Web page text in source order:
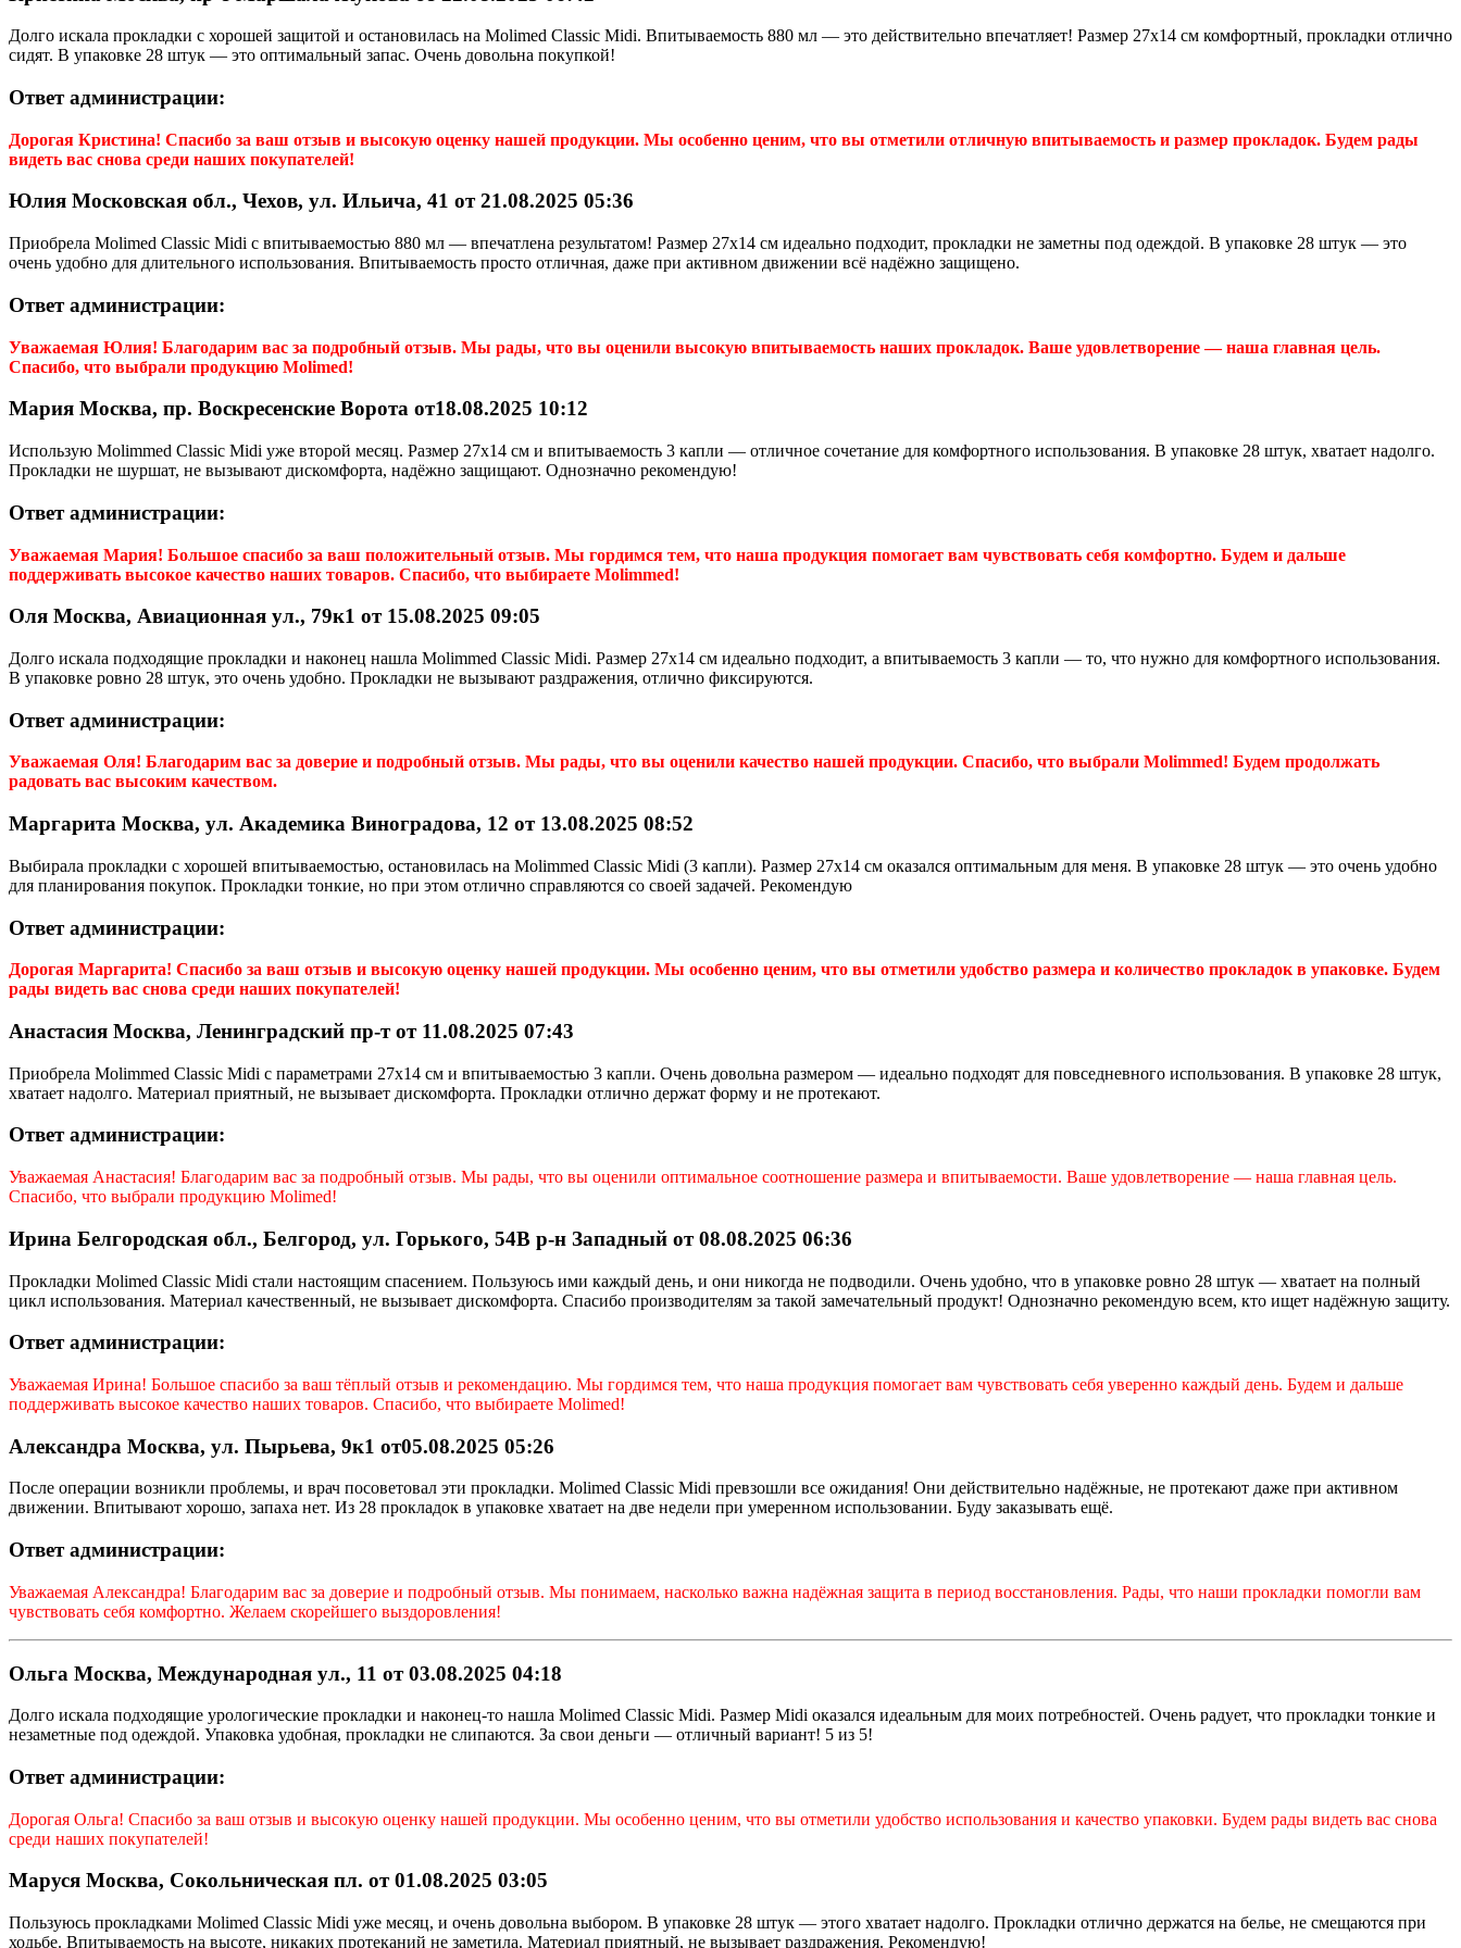
Долго искала прокладки с хорошей защитой и остановилась на Molimed Classic Midi. Впитываемость 880 мл — это действительно впечатляет! Размер 27x14 см комфортный, прокладки отлично
сидят. В упаковке 28 штук — это оптимальный запас. Очень довольна покупкой!
Ответ администрации:
Дорогая Кристина! Спасибо за ваш отзыв и высокую оценку нашей продукции. Мы особенно ценим, что вы отметили отличную впитываемость и размер прокладок. Будем рады
видеть вас снова среди наших покупателей!
Юлия Московская обл., Чехов, ул. Ильича, 41 от 21.08.2025 05:36
Приобрела Molimed Classic Midi с впитываемостью 880 мл — впечатлена результатом! Размер 27x14 см идеально подходит, прокладки не заметны под одеждой. В упаковке 28 штук — это
очень удобно для длительного использования. Впитываемость просто отличная, даже при активном движении всё надёжно защищено.
Ответ администрации:
Уважаемая Юлия! Благодарим вас за подробный отзыв. Мы рады, что вы оценили высокую впитываемость наших прокладок. Ваше удовлетворение — наша главная цель.
Спасибо, что выбрали продукцию Molimed!
Мария Москва, пр. Воскресенские Ворота от18.08.2025 10:12
Использую Molimmed Classic Midi уже второй месяц. Размер 27x14 см и впитываемость 3 капли — отличное сочетание для комфортного использования. В упаковке 28 штук, хватает надолго.
Прокладки не шуршат, не вызывают дискомфорта, надёжно защищают. Однозначно рекомендую!
Ответ администрации:
Уважаемая Мария! Большое спасибо за ваш положительный отзыв. Мы гордимся тем, что наша продукция помогает вам чувствовать себя комфортно. Будем и дальше
поддерживать высокое качество наших товаров. Спасибо, что выбираете Molimmed!
Оля Москва, Авиационная ул., 79к1 от 15.08.2025 09:05
Долго искала подходящие прокладки и наконец нашла Molimmed Classic Midi. Размер 27x14 см идеально подходит, а впитываемость 3 капли — то, что нужно для комфортного использования.
В упаковке ровно 28 штук, это очень удобно. Прокладки не вызывают раздражения, отлично фиксируются.
Ответ администрации:
Уважаемая Оля! Благодарим вас за доверие и подробный отзыв. Мы рады, что вы оценили качество нашей продукции. Спасибо, что выбрали Molimmed! Будем продолжать
радовать вас высоким качеством.
Маргарита Москва, ул. Академика Виноградова, 12 от 13.08.2025 08:52
Выбирала прокладки с хорошей впитываемостью, остановилась на Molimmed Classic Midi (3 капли). Размер 27x14 см оказался оптимальным для меня. В упаковке 28 штук — это очень удобно
для планирования покупок. Прокладки тонкие, но при этом отлично справляются со своей задачей. Рекомендую
Ответ администрации:
Дорогая Маргарита! Спасибо за ваш отзыв и высокую оценку нашей продукции. Мы особенно ценим, что вы отметили удобство размера и количество прокладок в упаковке. Будем
рады видеть вас снова среди наших покупателей!
Анастасия Москва, Ленинградский пр-т от 11.08.2025 07:43
Приобрела Molimmed Classic Midi с параметрами 27x14 см и впитываемостью 3 капли. Очень довольна размером — идеально подходят для повседневного использования. В упаковке 28 штук,
хватает надолго. Материал приятный, не вызывает дискомфорта. Прокладки отлично держат форму и не протекают.
Ответ администрации:
Уважаемая Анастасия! Благодарим вас за подробный отзыв. Мы рады, что вы оценили оптимальное соотношение размера и впитываемости. Ваше удовлетворение — наша главная цель.
Спасибо, что выбрали продукцию Molimed!
Ирина Белгородская обл., Белгород, ул. Горького, 54В р-н Западный от 08.08.2025 06:36
Прокладки Molimed Classic Midi стали настоящим спасением. Пользуюсь ими каждый день, и они никогда не подводили. Очень удобно, что в упаковке ровно 28 штук — хватает на полный
цикл использования. Материал качественный, не вызывает дискомфорта. Спасибо производителям за такой замечательный продукт! Однозначно рекомендую всем, кто ищет надёжную защиту.
Ответ администрации:
Уважаемая Ирина! Большое спасибо за ваш тёплый отзыв и рекомендацию. Мы гордимся тем, что наша продукция помогает вам чувствовать себя уверенно каждый день. Будем и дальше
поддерживать высокое качество наших товаров. Спасибо, что выбираете Molimed!
Александра Москва, ул. Пырьева, 9к1 от05.08.2025 05:26
После операции возникли проблемы, и врач посоветовал эти прокладки. Molimed Classic Midi превзошли все ожидания! Они действительно надёжные, не протекают даже при активном
движении. Впитывают хорошо, запаха нет. Из 28 прокладок в упаковке хватает на две недели при умеренном использовании. Буду заказывать ещё.
Ответ администрации:
Уважаемая Александра! Благодарим вас за доверие и подробный отзыв. Мы понимаем, насколько важна надёжная защита в период восстановления. Рады, что наши прокладки помогли вам
чувствовать себя комфортно. Желаем скорейшего выздоровления!
Ольга Москва, Международная ул., 11 от 03.08.2025 04:18
Долго искала подходящие урологические прокладки и наконец-то нашла Molimed Classic Midi. Размер Midi оказался идеальным для моих потребностей. Очень радует, что прокладки тонкие и
незаметные под одеждой. Упаковка удобная, прокладки не слипаются. За свои деньги — отличный вариант! 5 из 5!
Ответ администрации:
Дорогая Ольга! Спасибо за ваш отзыв и высокую оценку нашей продукции. Мы особенно ценим, что вы отметили удобство использования и качество упаковки. Будем рады видеть вас снова
среди наших покупателей!
Маруся Москва, Сокольническая пл. от 01.08.2025 03:05
Пользуюсь прокладками Molimed Classic Midi уже месяц, и очень довольна выбором. В упаковке 28 штук — этого хватает надолго. Прокладки отлично держатся на белье, не смещаются при
ходьбе. Впитываемость на высоте, никаких протеканий не заметила. Материал приятный, не вызывает раздражения. Рекомендую!